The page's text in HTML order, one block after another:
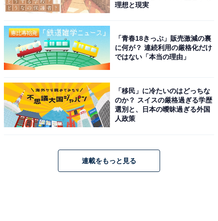
【愛知県の人気スーパー銭湯】「ゆのゆ
理想と現実
「青春18きっぷ」販売激減の裏
に何が？ 連続利用の厳格化だけ
ではない「本当の理由」
「移民」に冷たいのはどっちな
のか？ スイスの厳格過ぎる学歴
選別と、日本の曖昧過ぎる外国
人政策
連載をもっと見る